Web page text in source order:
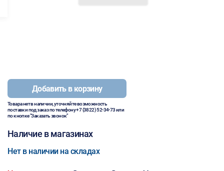
Добавить в корзину
Товара нет в наличии, уточняйте возможность
поставки под заказ по телефону+7 (3822) 52-34-73или
по кнопке "Заказать звонок"
Наличие в магазинах
Нет в наличии на складах